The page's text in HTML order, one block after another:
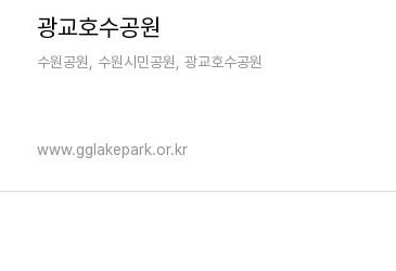
광교호수공원
수원공원, 수원시민공원, 광교호수공원
www.gglakepark.or.kr